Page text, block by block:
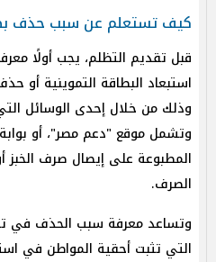
كيف تستعلم عن سبب حذف
قبل تقديم التظلم، يجب أولًا
استبعاد البطاقة التموينية أو
وذلك من خلال إحدى الوسائل
وتشمل موقع "دعم مصر"، أو بوابة
المطبوعة على إيصال صرف الخبز
الصرف.
وتساعد معرفة سبب الحذف في
التي تثبت أحقية المواطن في